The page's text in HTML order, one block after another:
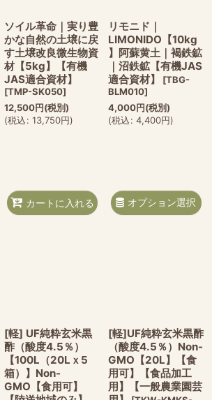
ソイル革命｜実り豊
かな自然の土壌に戻
す土壌改良微生物資
材【5kg】【有機
JAS適合資材】
[TMP-SK050]
12,500円(税別)
(税込: 13,750円)
カートに入れる
リモニド｜
LIMONIDO【10kg
】阿蘇黄土｜褐鉄鉱
｜沼鉄鉱【有機JAS
適合資材】
[TBG-
BLM010]
4,000円(税別)
(税込: 4,400円)
オプション選択
[軽] UF純粋玄米黒
酢（酸度4.5％）
【100L（20Lｘ5
箱）】Non-
GMO【食用可】
[軽]UF純粋玄米黒酢
（酸度4.5％）Non-
GMO【20L】【食
用可】【食品加工
用】【一般農業園芸